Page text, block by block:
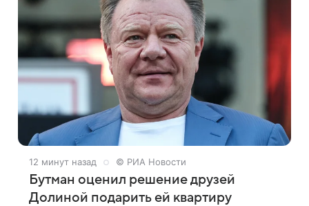
12 минут назад © РИА Новости
Бутман оценил решение друзей
Долиной подарить ей квартиру